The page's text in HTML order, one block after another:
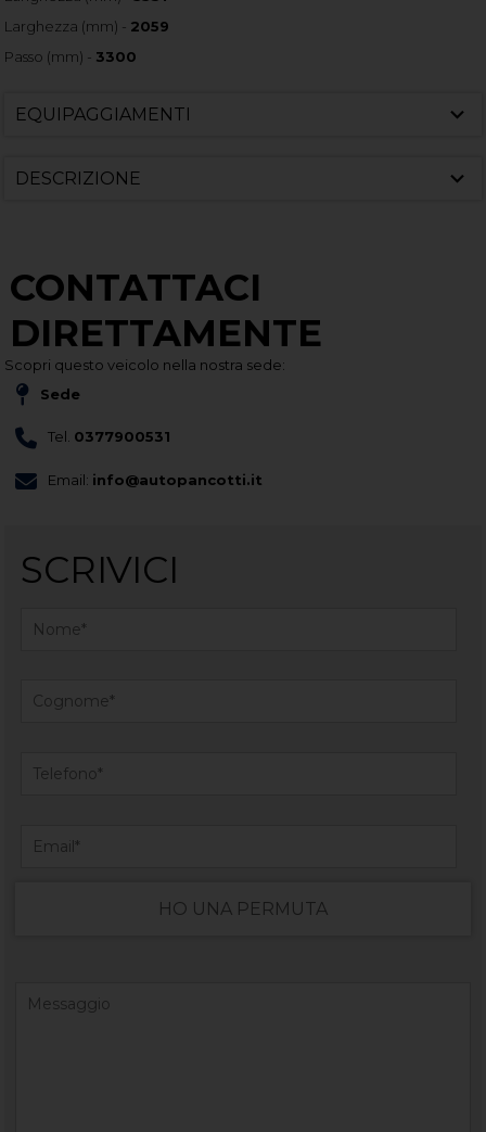
Larghezza (mm) - 2059
Passo (mm) - 3300
EQUIPAGGIAMENTI
DESCRIZIONE
CONTATTACI
DIRETTAMENTE
Scopri questo veicolo nella nostra sede:
Sede
Tel. 0377900531
Email: info@autopancotti.it
SCRIVICI
HO UNA PERMUTA